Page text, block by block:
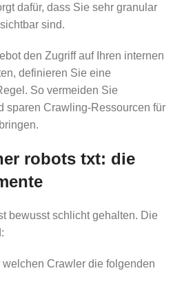
dafür, dass Sie sehr granular
sind.
den Zugriff auf Ihren internen
definieren Sie eine
So vermeiden Sie
sparen Crawling-Ressourcen für
robots txt: die
bewusst schlicht gehalten. Die
welchen Crawler die folgenden